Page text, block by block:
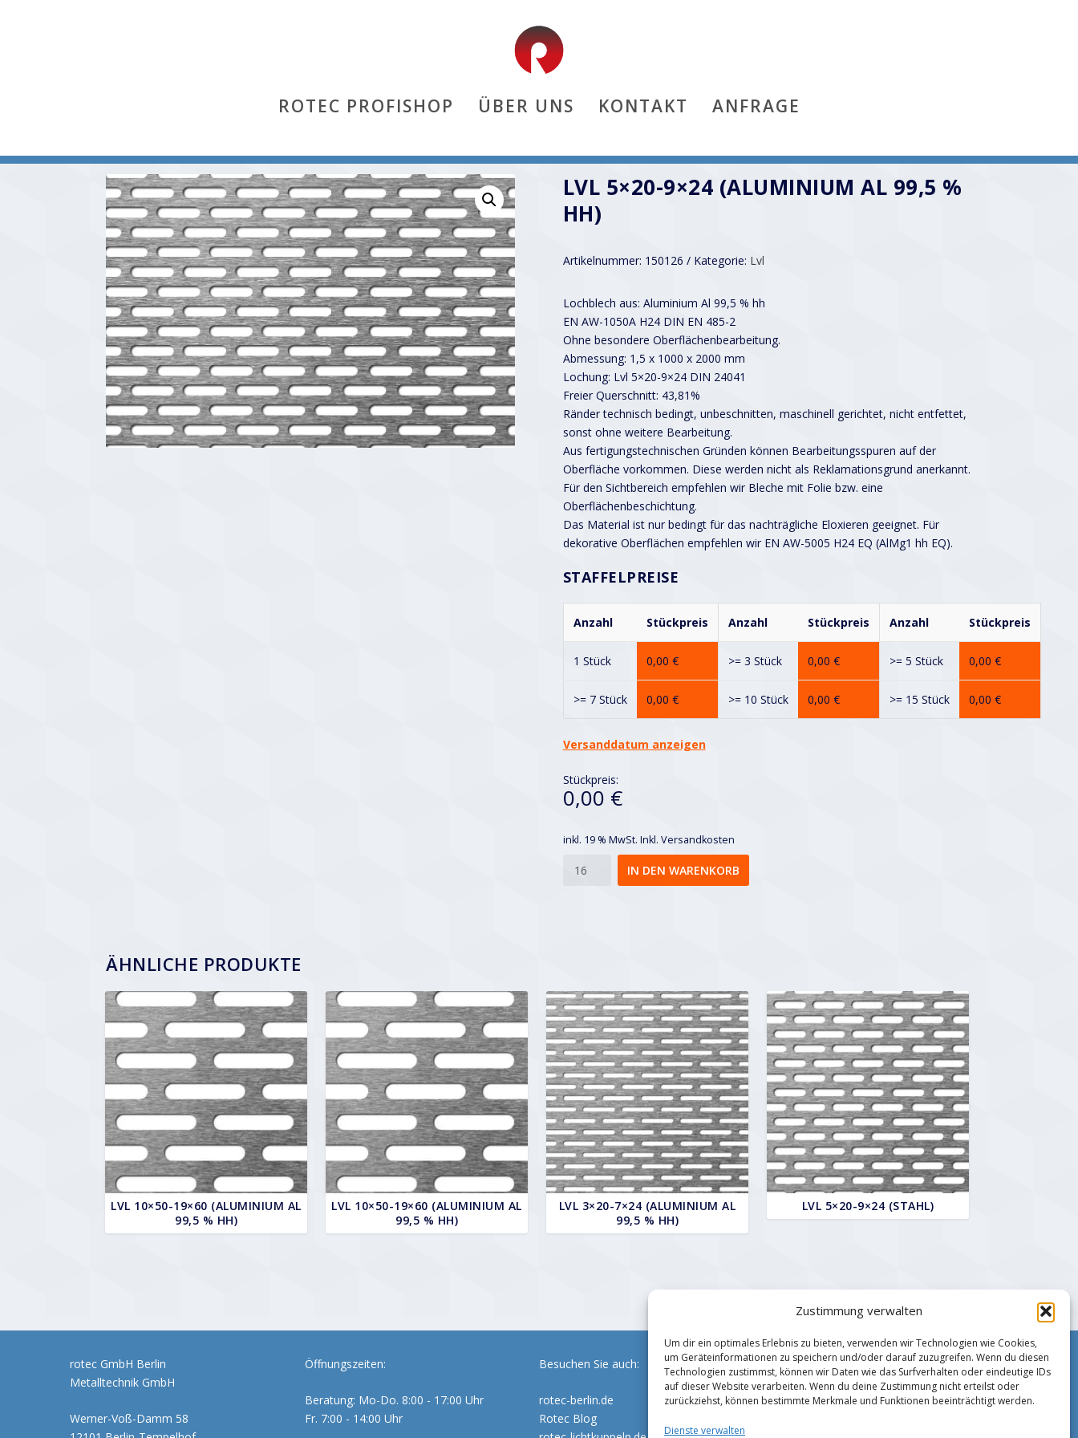
Zustimmung verwalten
Um dir ein optimales Erlebnis zu bieten, verwenden wir Technologien wie Cookies,
um Geräteinformationen zu speichern und/oder darauf zuzugreifen. Wenn du diesen
Technologien zustimmst, können wir Daten wie das Surfverhalten oder eindeutige IDs
auf dieser Website verarbeiten. Wenn du deine Zustimmung nicht erteilst oder
zurückziehst, können bestimmte Merkmale und Funktionen beeinträchtigt werden.
Dienste verwalten
ROTEC PROFISHOP ÜBER UNS KONTAKT ANFRAGE
Start/Lvl/ Lvl 5×20-9×24 (Aluminium Al 99,5 % hh)
LVL 5×20-9×24 (ALUMINIUM AL 99,5 %
HH)
Artikelnummer: 150126 Kategorie: Lvl
Lochblech aus: Aluminium Al 99,5 % hh
EN AW-1050A H24 DIN EN 485-2
Ohne besondere Oberflächenbearbeitung.
Abmessung: 1,5 x 1000 x 2000 mm
Lochung: Lvl 5×20-9×24 DIN 24041
Freier Querschnitt: 43,81%
Ränder technisch bedingt, unbeschnitten, maschinell gerichtet, nicht entfettet,
sonst ohne weitere Bearbeitung.
Aus fertigungstechnischen Gründen können Bearbeitungsspuren auf der
Oberfläche vorkommen. Diese werden nicht als Reklamationsgrund anerkannt.
Für den Sichtbereich empfehlen wir Bleche mit Folie bzw. eine
Oberflächenbeschichtung.
Das Material ist nur bedingt für das nachträgliche Eloxieren geeignet. Für
dekorative Oberflächen empfehlen wir EN AW-5005 H24 EQ (AlMg1 hh EQ).
STAFFELPREISE
Anzahl Stückpreis Anzahl Stückpreis Anzahl Stückpreis
1 Stück 0,00 € >= 3 Stück 0,00 € >= 5 Stück 0,00 €
>= 7 Stück 0,00 € >= 10 Stück 0,00 € >= 15 Stück 0,00 €
Versanddatum anzeigen
Stückpreis:
0,00 €
inkl. 19 % MwSt. Inkl. Versandkosten
IN DEN WARENKORB
ÄHNLICHE PRODUKTE
LVL 10×50-19×60 (ALUMINIUM AL
99,5 % HH)
LVL 10×50-19×60 (ALUMINIUM AL
99,5 % HH)
LVL 3×20-7×24 (ALUMINIUM AL
99,5 % HH)
LVL 5×20-9×24 (STAHL)
rotec GmbH Berlin
Metalltechnik GmbH
Werner-Voß-Damm 58
Öffnungszeiten:
Beratung: Mo-Do. 8:00 - 17:00 Uhr
Fr. 7:00 - 14:00 Uhr
Besuchen Sie auch:
rotec-berlin.de
Rotec Blog
Impressum
Zahlungsmethoden
Datenschutz